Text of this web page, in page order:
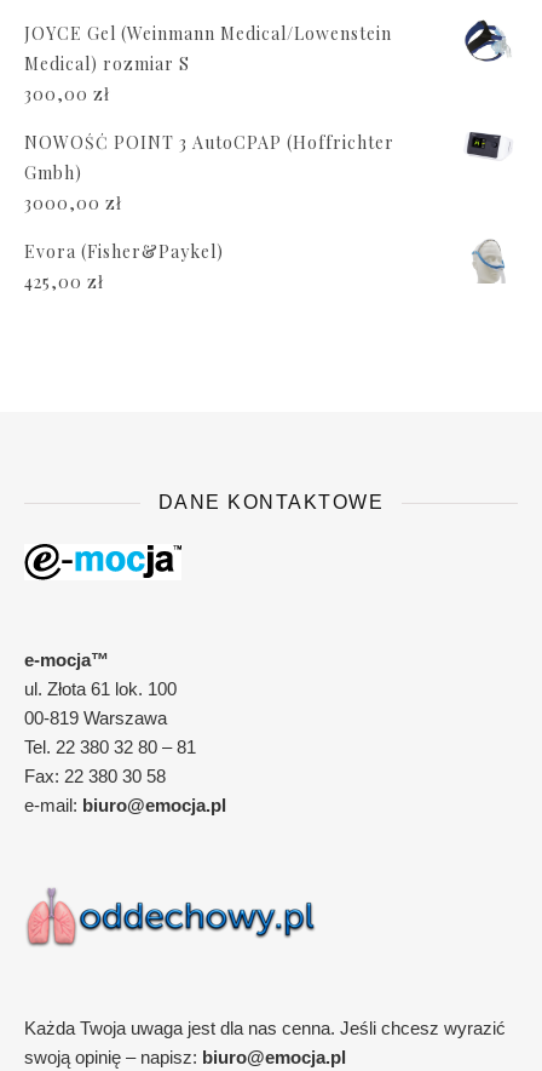
JOYCE Gel (Weinmann Medical/Lowenstein
Medical) rozmiar S
300,00 zł
NOWOŚĆ POINT 3 AutoCPAP (Hoffrichter
Gmbh)
3000,00 zł
Evora (Fisher&Paykel)
425,00 zł
DANE KONTAKTOWE
e-mocja™
ul. Złota 61 lok. 100
00-819 Warszawa
Tel. 22 380 32 80 – 81
Fax: 22 380 30 58
e-mail: biuro@emocja.pl
Każda Twoja uwaga jest dla nas cenna. Jeśli chcesz wyrazić
swoją opinię – napisz: biuro@emocja.pl